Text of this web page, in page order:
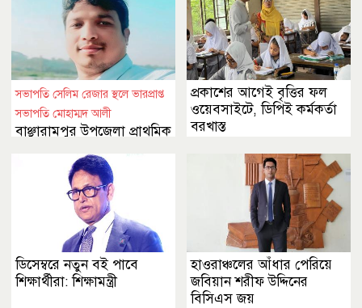
সভাপতি সেলিম রেজার স্থলে ভারপ্রাপ্ত
সভাপতি মোহাম্মদ আলী
বাঞ্ছারামপুর উপজেলা প্রাথমিক
প্রকাশের আগেই বৃত্তির ফল
ওয়েবসাইটে, ডিপিই কর্মকর্তা
বরখাস্ত
ডিসেম্বরে নতুন বই পাবে
শিক্ষার্থীরা: শিক্ষামন্ত্রী
হাওরাঞ্চলের আঁধার পেরিয়ে
জবিয়ান শরীফ উদ্দিনের
বিসিএস জয়